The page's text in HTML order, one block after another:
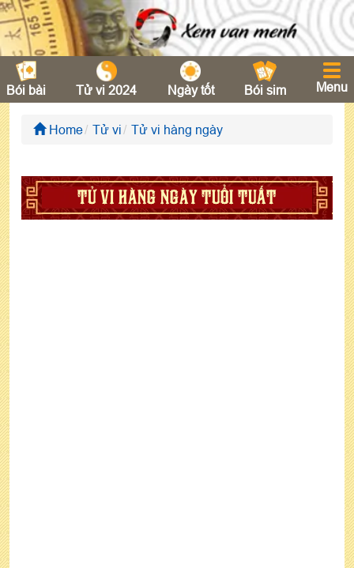
Bói bài Tử vi 2024 Ngày tốt Bói sim Menu
Home Tử vi Tử vi hàng ngày
TỬ VI HÀNG NGÀY TUỔI TUẤT